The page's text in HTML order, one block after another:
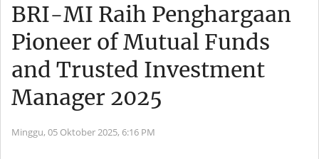
BRI-MI Raih Penghargaan
Pioneer of Mutual Funds
and Trusted Investment
Manager 2025
Minggu, 05 Oktober 2025, 6:16 PM